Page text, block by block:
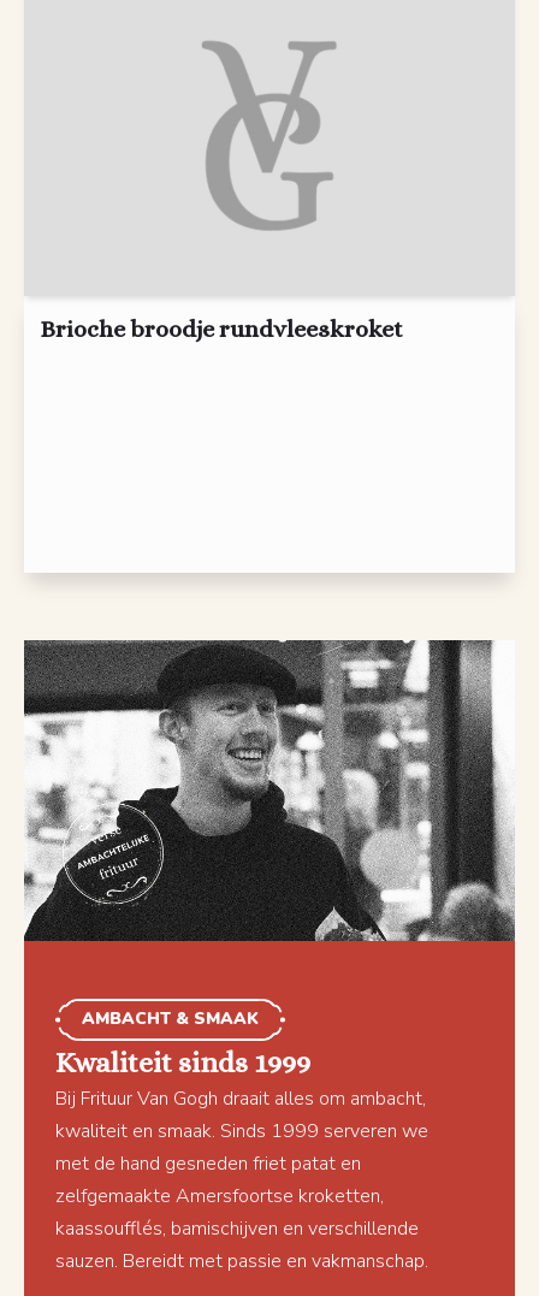
Brioche broodje rundvleeskroket
AMBACHT & SMAAK
Kwaliteit sinds 1999
Bij Frituur Van Gogh draait alles om ambacht,
kwaliteit en smaak. Sinds 1999 serveren we
met de hand gesneden friet patat en
zelfgemaakte Amersfoortse kroketten,
kaassoufflés, bamischijven en verschillende
sauzen. Bereidt met passie en vakmanschap.